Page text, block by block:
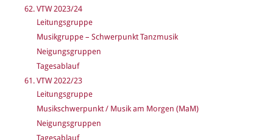
62. VTW 2023/24
Leitungsgruppe
Musikgruppe – Schwerpunkt Tanzmusik
Neigungsgruppen
Tagesablauf
61. VTW 2022/23
Leitungsgruppe
Musikschwerpunkt / Musik am Morgen (MaM)
Neigungsgruppen
Tagesablauf